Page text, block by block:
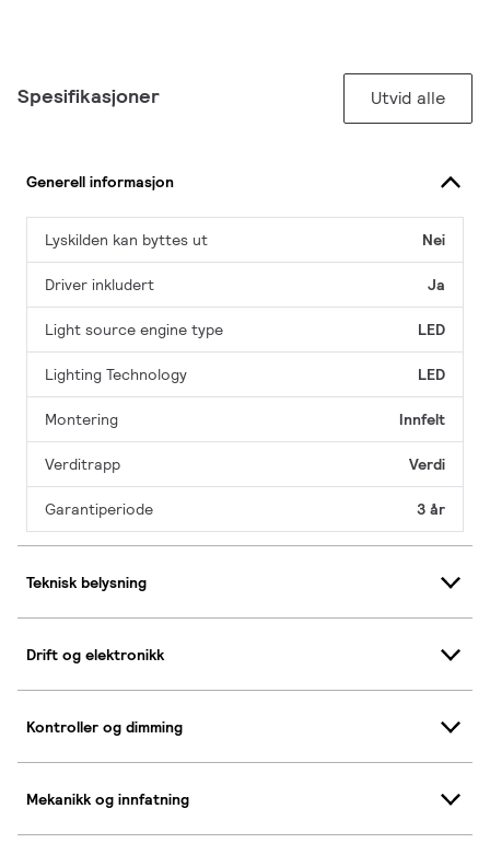
Spesifikasjoner Utvid alle
Generell informasjon
Lyskilden kan byttes ut Nei
Driver inkludert Ja
Light source engine type LED
Lighting Technology LED
Montering Innfelt
Verditrapp Verdi
Garantiperiode 3 år
Teknisk belysning
Drift og elektronikk
Kontroller og dimming
Mekanikk og innfatning